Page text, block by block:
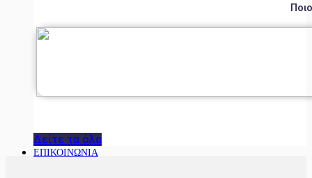
Δείτε τα όλα
ΕΠΙΚΟΙΝΩΝΙΑ